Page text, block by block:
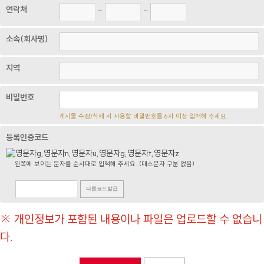
연락처 - -
소속(회사명)
지역
비밀번호
게시물 수정/삭제 시 사용할 비밀번호를 6자 이상 입력해 주세요.
등록인증코드
왼쪽에 보이는 문자를 순서대로 입력해 주세요. (대소문자 구분 없음)
다른코드발급
※ 개인정보가 포함된 내용이나 파일은 업로드할 수 없습니
다.